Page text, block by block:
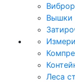
Вышки
Леса